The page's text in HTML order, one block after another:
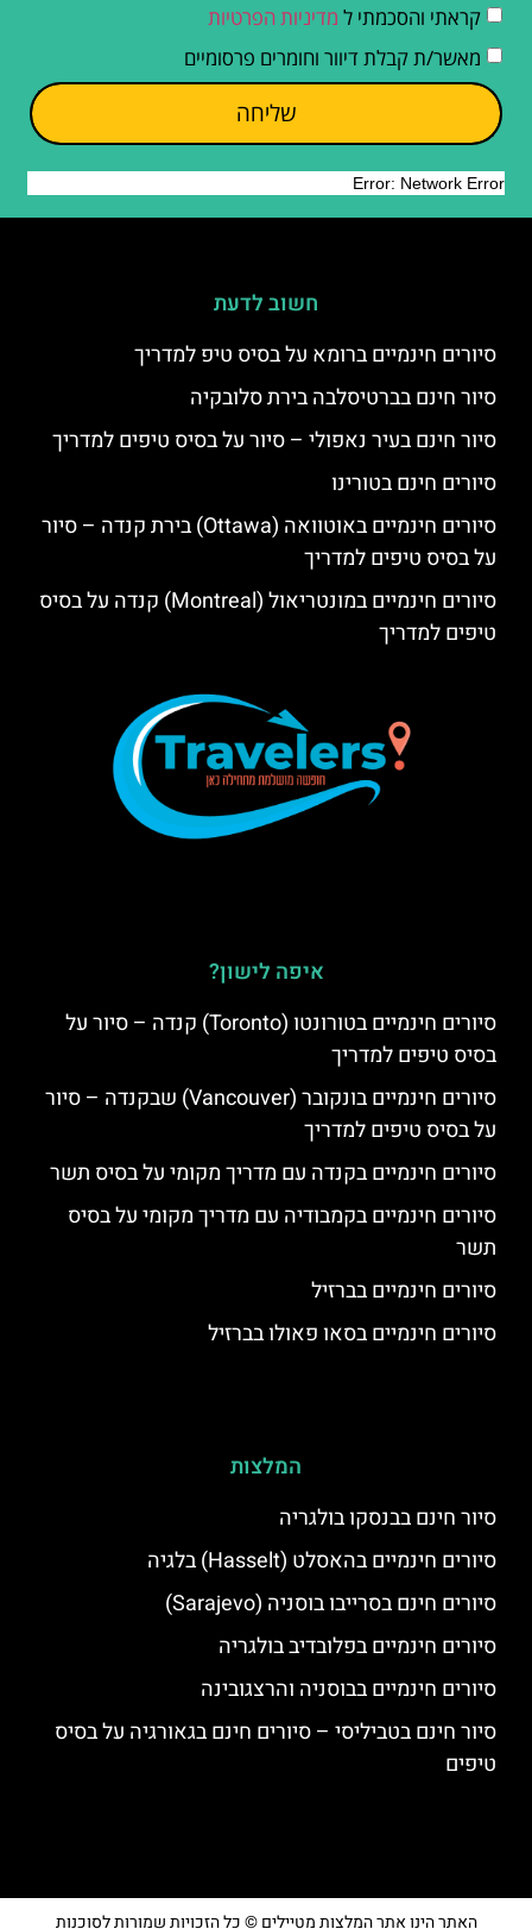
קראתי והסכמתי ל מדיניות הפרטיות
מאשר/ת קבלת דיוור וחומרים פרסומיים
שליחה
חשוב לדעת
סיורים חינמיים ברומא על בסיס טיפ למדריך
סיור חינם בברטיסלבה בירת סלובקיה
סיור חינם בעיר נאפולי – סיור על בסיס טיפים למדריך
סיורים חינם בטורינו
סיורים חינמיים באוטוואה (Ottawa) בירת קנדה – סיור
על בסיס טיפים למדריך
סיורים חינמיים במונטריאול (Montreal) קנדה על בסיס
טיפים למדריך
איפה לישון?
סיורים חינמיים בטורונטו (Toronto) קנדה – סיור על
בסיס טיפים למדריך
סיורים חינמיים בונקובר (Vancouver) שבקנדה – סיור
על בסיס טיפים למדריך
סיורים חינמיים בקנדה עם מדריך מקומי על בסיס תשר
סיורים חינמיים בקמבודיה עם מדריך מקומי על בסיס
תשר
סיורים חינמיים בברזיל
סיורים חינמיים בסאו פאולו בברזיל
המלצות
סיור חינם בבנסקו בולגריה
סיורים חינמיים בהאסלט (Hasselt) בלגיה
סיורים חינם בסרייבו בוסניה (Sarajevo)
סיורים חינמיים בפלובדיב בולגריה
סיורים חינמיים בבוסניה והרצגובינה
סיור חינם בטביליסי – סיורים חינם בגאורגיה על בסיס
טיפים
האתר הינו אתר המלצות מטיילים © כל הזכויות שמורות לסוכנות